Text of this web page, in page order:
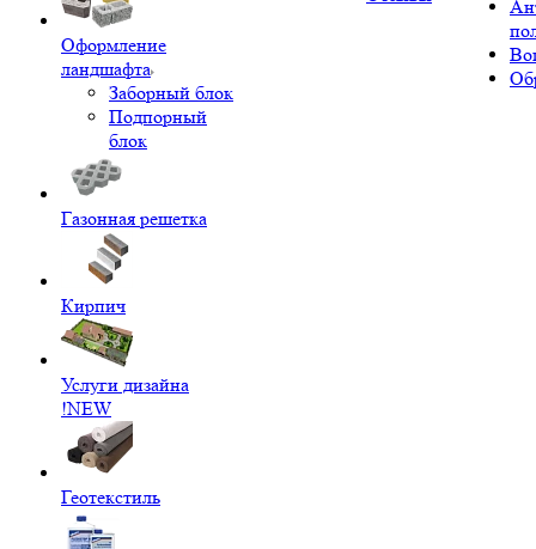
Оформление
ландшафта
Заборный блок
Подпорный
блок
Газонная решетка
Кирпич
Услуги дизайна
!NEW
Геотекстиль